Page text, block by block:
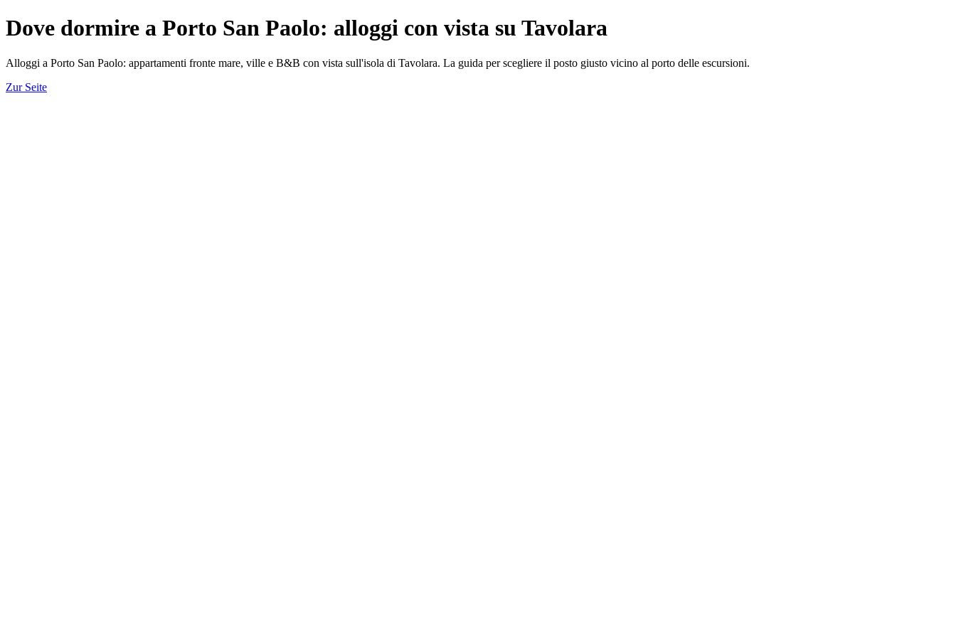
Dove dormire a Porto San Paolo: alloggi con vista su Tavolara
Alloggi a Porto San Paolo: appartamenti fronte mare, ville e B&B con vista sull'isola di Tavolara. La guida per scegliere il posto giusto vicino al porto delle escursioni.
Zur Seite